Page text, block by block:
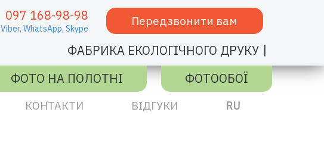
097 168-98-98
Viber, WhatsApp, Skype
Передзвонити вам
ФАБРИКА ЕКОЛОГІЧНОГО ДРУКУ |
ФОТО НА ПОЛОТНІ ФОТООБОЇ
КОНТАКТИ ВІДГУКИ RU